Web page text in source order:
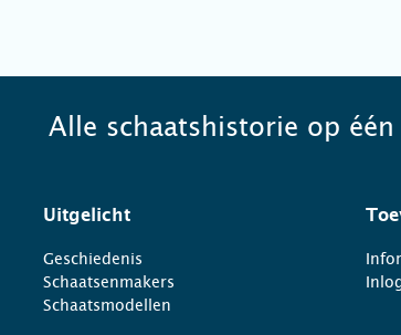
Alle schaatshistorie op
Uitgelicht
Geschiedenis
Schaatsenmakers
Schaatsmodellen